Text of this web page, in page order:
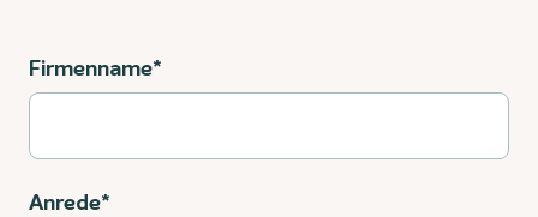
Firmenname*
Anrede*